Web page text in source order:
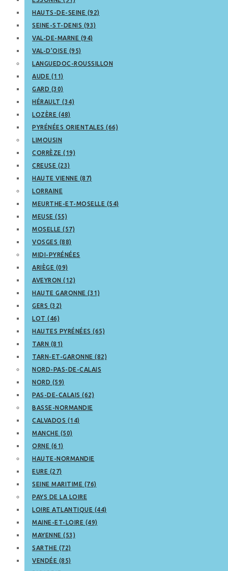
HAUTS-DE-SEINE (92)
SEINE-ST-DENIS (93)
VAL-DE-MARNE (94)
VAL-D’OISE (95)
LANGUEDOC-ROUSSILLON
AUDE (11)
GARD (30)
HÉRAULT (34)
LOZÈRE (48)
PYRÉNÉES ORIENTALES (66)
LIMOUSIN
CORRÈZE (19)
CREUSE (23)
HAUTE VIENNE (87)
LORRAINE
MEURTHE-ET-MOSELLE (54)
MEUSE (55)
MOSELLE (57)
VOSGES (88)
MIDI-PYRÉNÉES
ARIÈGE (09)
AVEYRON (12)
HAUTE GARONNE (31)
GERS (32)
LOT (46)
HAUTES PYRÉNÉES (65)
TARN (81)
TARN-ET-GARONNE (82)
NORD-PAS-DE-CALAIS
NORD (59)
PAS-DE-CALAIS (62)
BASSE-NORMANDIE
CALVADOS (14)
MANCHE (50)
ORNE (61)
HAUTE-NORMANDIE
EURE (27)
SEINE MARITIME (76)
PAYS DE LA LOIRE
LOIRE ATLANTIQUE (44)
MAINE-ET-LOIRE (49)
MAYENNE (53)
SARTHE (72)
VENDÉE (85)